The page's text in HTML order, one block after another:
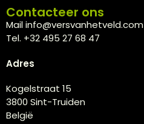
Contacteer ons
Mail info@versvanhetveld.com
Tel. +32 495 27 68 47
Adres
Kogelstraat 15
3800 Sint-Truiden
België